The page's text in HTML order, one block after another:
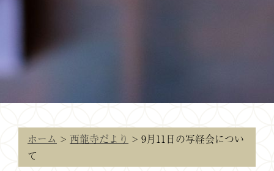
ホーム > 西龍寺だより > 9月11日の写経会につい
て